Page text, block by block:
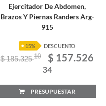
Ejercitador De Abdomen,
Brazos Y Piernas Randers Arg-
915
15% DESCUENTO
$ 185.32510 $ 157.526
34
PRESUPUESTAR